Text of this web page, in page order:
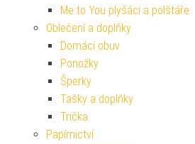
Me to You plyšáci a polštáře
Oblečení a doplňky
Domácí obuv
Ponožky
Šperky
Tašky a doplňky
Trička
Papírnictví